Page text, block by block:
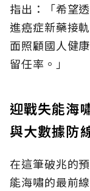
指出：「希望
進癌症新藥接
面照顧國人健
留任率。」
迎戰失能海
與大數據防
在這筆破兆的
能海嘯的最前線